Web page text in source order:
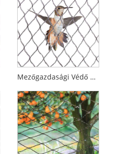
Mezőgazdasági Védő Madárháló